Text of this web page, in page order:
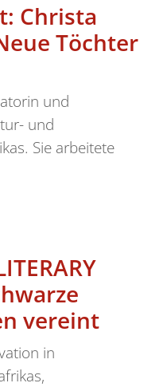
Christa
Töchter
und
und
Sie arbeitete
vereint
in